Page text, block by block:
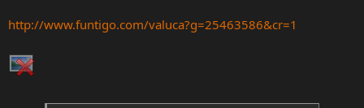
http://www.funtigo.com/valuca?g=25463586&cr=1